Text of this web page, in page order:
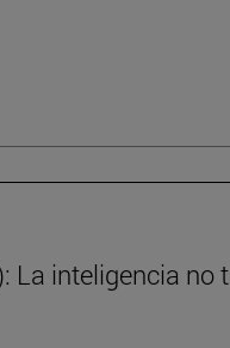
La inteligencia no